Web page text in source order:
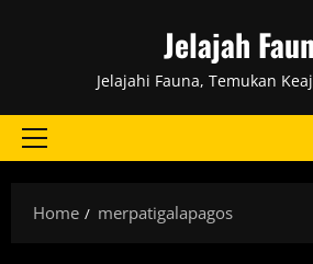
Jelajah
Jelajahi Fauna, Temukan
Primary
Home
merpatigalapagos